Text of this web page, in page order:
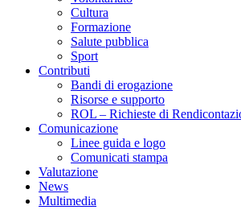
Cultura
Formazione
Salute pubblica
Sport
Contributi
Bandi di erogazione
Risorse e supporto
ROL – Richieste di
Comunicazione
Linee guida e logo
Comunicati stampa
Valutazione
News
Multimedia